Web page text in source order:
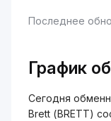
Последнее
График
Сегодня
Brett (BRETT)